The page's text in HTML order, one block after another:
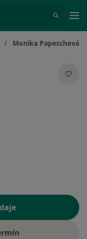
města
Monika Papeschová